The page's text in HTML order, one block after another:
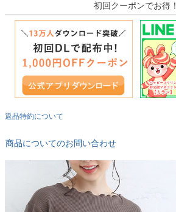
初回クーポンでお得！
返品特約について
商品についてのお問い合わせ